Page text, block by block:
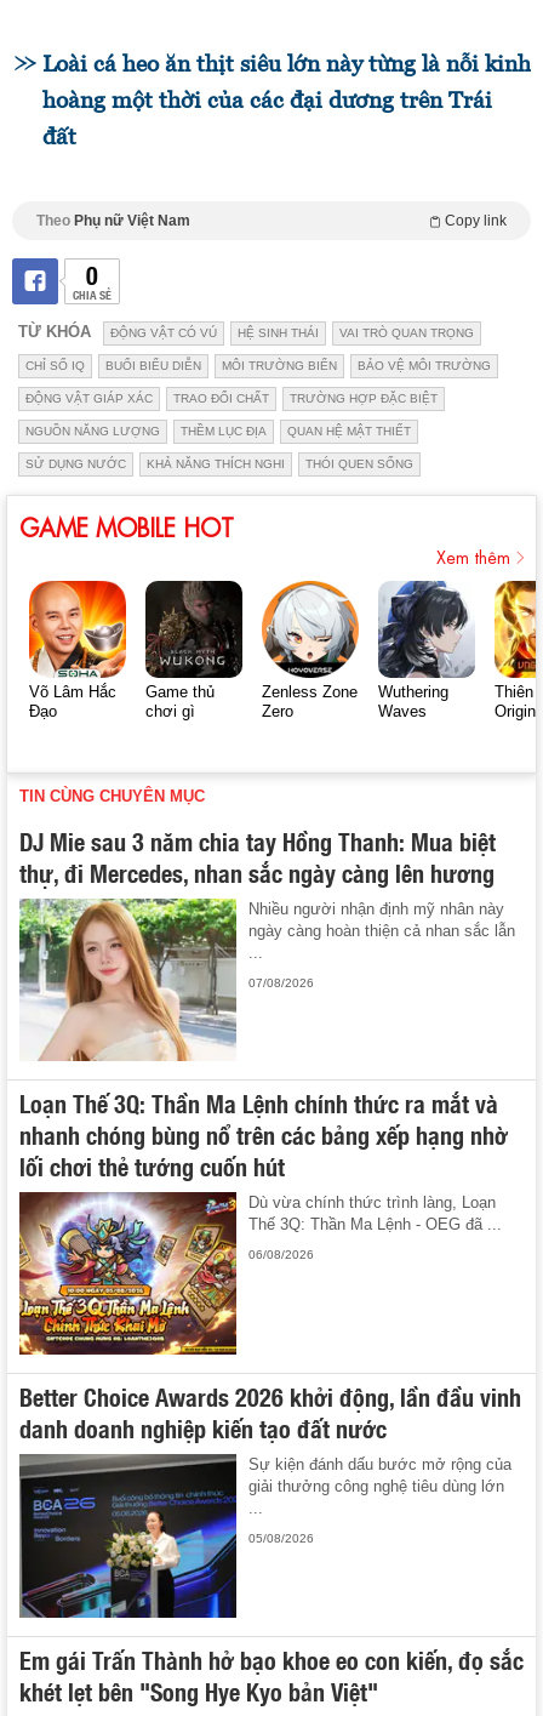
Loài cá heo ăn thịt siêu lớn này từng là nỗi kinh
hoàng một thời của các đại dương trên Trái
đất
Theo Phụ nữ Việt Nam Copy link
0
CHIA SẺ
TỪ KHÓA ĐỘNG VẬT CÓ VÚ HỆ SINH THÁI VAI TRÒ QUAN TRỌNG
CHỈ SỐ IQ BUỔI BIỂU DIỄN MÔI TRƯỜNG BIỂN BẢO VỆ MÔI TRƯỜNG
ĐỘNG VẬT GIÁP XÁC TRAO ĐỔI CHẤT TRƯỜNG HỢP ĐẶC BIỆT
NGUỒN NĂNG LƯỢNG THỀM LỤC ĐỊA QUAN HỆ MẬT THIẾT
SỬ DỤNG NƯỚC KHẢ NĂNG THÍCH NGHI THÓI QUEN SỐNG
GAME MOBILE HOT
Xem thêm
Võ Lâm Hắc
Đạo
Game thủ
chơi gì
Zenless Zone
Zero
Wuthering
Waves
Thiên
Origin
TIN CÙNG CHUYÊN MỤC
DJ Mie sau 3 năm chia tay Hồng Thanh: Mua biệt
thự, đi Mercedes, nhan sắc ngày càng lên hương
Nhiều người nhận định mỹ nhân này
ngày càng hoàn thiện cả nhan sắc lẫn
07/08/2026
Loạn Thế 3Q: Thần Ma Lệnh chính thức ra mắt và
nhanh chóng bùng nổ trên các bảng xếp hạng nhờ
lối chơi thẻ tướng cuốn hút
Dù vừa chính thức trình làng, Loạn
Thế 3Q: Thần Ma Lệnh - OEG đã ...
06/08/2026
Better Choice Awards 2026 khởi động, lần đầu vinh
danh doanh nghiệp kiến tạo đất nước
Sự kiện đánh dấu bước mở rộng của
giải thưởng công nghệ tiêu dùng lớn
...
05/08/2026
Em gái Trấn Thành hở bạo khoe eo con kiến, đọ sắc
khét lẹt bên "Song Hye Kyo bản Việt"